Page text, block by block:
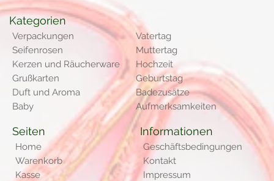
Kategorien
Verpackungen
Vatertag
Seifenrosen
Muttertag
Kerzen und Räucherware
Hochzeit
Grußkarten
Geburtstag
Duft und Aroma
Badezusätze
Baby
Aufmerksamkeiten
Seiten
Home
Warenkorb
Kasse
Informationen
Geschäftsbedingungen
Kontakt
Impressum